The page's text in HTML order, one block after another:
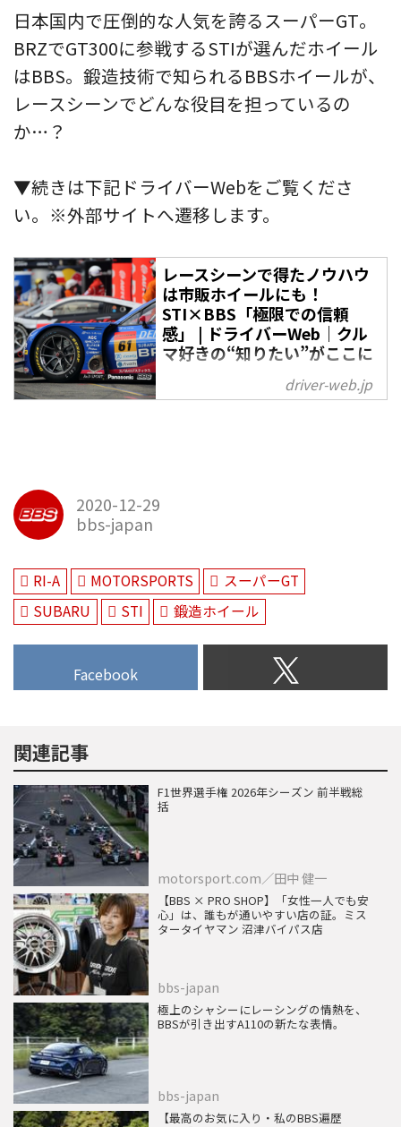
日本国内で圧倒的な人気を誇るスーパーGT。
BRZでGT300に参戦するSTIが選んだホイール
はBBS。鍛造技術で知られるBBSホイールが、
レースシーンでどんな役目を担っているの
か…？
▼続きは下記ドライバーWebをご覧くださ
い。※外部サイトへ遷移します。
レースシーンで得たノウハウ
は市販ホイールにも！
STI×BBS「極限での信頼
感」 | ドライバーWeb｜クル
マ好きの“知りたい”がここに
日本国内で圧倒的な人気を誇るス
ーパーGT。BRZでGT300に参戦す
driver-web.jp
2020-12-29
bbs-japan
RI-A MOTORSPORTS
スーパーGT
SUBARU
STI 鍛造ホイール
Facebook
関連記事
F1世界選手権 2026年シーズン 前半戦総
括
motorsport.com／田中 健一
【BBS × PRO SHOP】「女性一人でも安
心」は、誰もが通いやすい店の証。ミス
タータイヤマン 沼津バイパス店
bbs-japan
極上のシャシーにレーシングの情熱を、
BBSが引き出すA110の新たな表情。
bbs-japan
【最高のお気に入り・私のBBS遍歴